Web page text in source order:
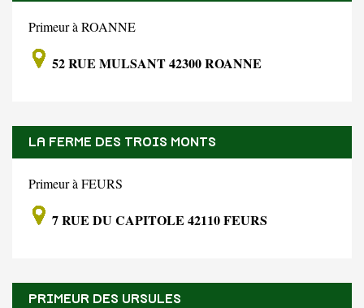
Primeur à ROANNE
52 RUE MULSANT 42300 ROANNE
LA FERME DES TROIS MONTS
Primeur à FEURS
7 RUE DU CAPITOLE 42110 FEURS
PRIMEUR DES URSULES